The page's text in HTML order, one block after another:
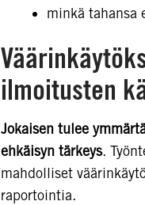
minkä tahansa
ilmoitusten
Jokaisen tulee
ehkäisyn tärkeys.
mahdolliset
raportointia.